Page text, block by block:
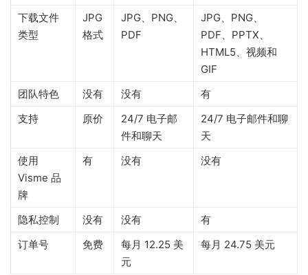
下载文件
类型
JPG
格式
JPG、PNG、
PDF
JPG、PNG、
PDF、PPTX、
HTML5、视频和
GIF
团队特色
没有 没有
有
支持
原价
24/7 电子邮
件和聊天
24/7 电子邮件和聊
天
使用
Visme 品
牌
有 没有 没有
隐私控制 没有 没有
有
订单号
免费
每月 12.25 美
元
每月 24.75 美元